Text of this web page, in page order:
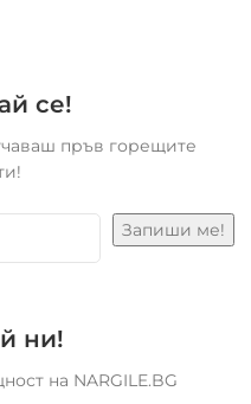
се!
пръв горещите
ни!
на NARGILE.BG